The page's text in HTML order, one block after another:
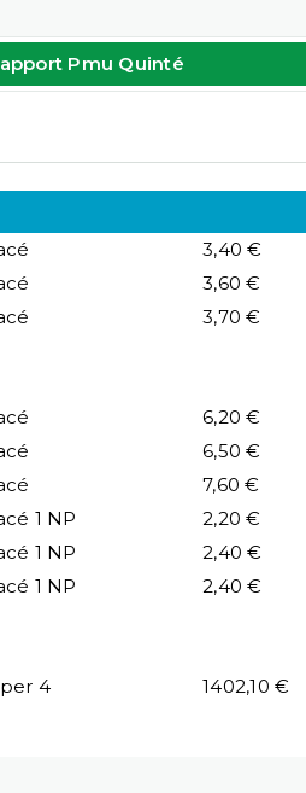
Pmu Quinté
3,40 €
3,60 €
3,70 €
6,20 €
6,50 €
7,60 €
1 NP
2,20 €
1 NP
2,40 €
1 NP
2,40 €
4 1402,10 €